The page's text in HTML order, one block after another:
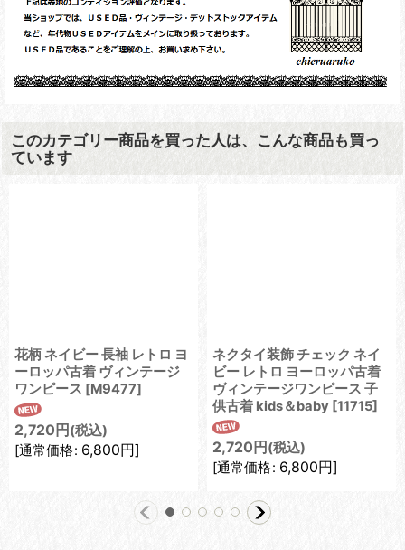
このカテゴリー商品を買った人は、こんな商品も買っ
ています
花柄 ネイビー 長袖 レトロ ヨ
ーロッパ古着 ヴィンテージ
ワンピース [M9477]
2,720 円 (税込)
[通常価格: 6,800円]
ネクタイ装飾 チェック ネイ
ビー レトロ ヨーロッパ古着
ヴィンテージワンピース 子
供古着 kids＆baby [11715]
2,720 円 (税込)
[通常価格: 6,800円]